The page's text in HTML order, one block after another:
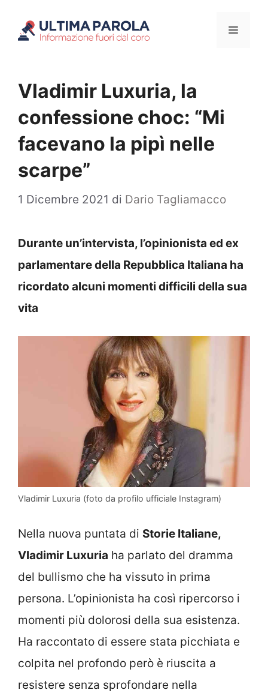
Menu
Vladimir Luxuria, la
confessione choc: “Mi
facevano la pipì nelle
scarpe”
1 Dicembre 2021 di Dario Tagliamacco
Durante un’intervista, l’opinionista ed ex
parlamentare della Repubblica Italiana ha
ricordato alcuni momenti difficili della sua
vita
Vladimir Luxuria (foto da profilo ufficiale Instagram)
Nella nuova puntata di Storie Italiane,
Vladimir Luxuria ha parlato del dramma
del bullismo che ha vissuto in prima
persona. L’opinionista ha così ripercorso i
momenti più dolorosi della sua esistenza.
Ha raccontato di essere stata picchiata e
colpita nel profondo però è riuscita a
resistere senza sprofondare nella